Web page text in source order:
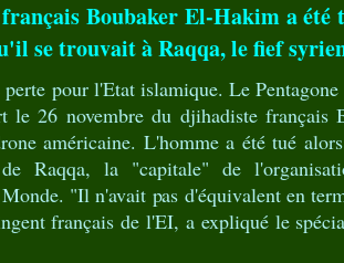
Boubaker El-Hakim a été
se trouvait à Raqqa, le fief
perte pour l'Etat islamique. Le
le 26 novembre du djihadiste français
américaine. L'homme a été tué
Raqqa, la "capitale" de
"Il n'avait pas d'équivalent en
français de l'EI, a expliqué le